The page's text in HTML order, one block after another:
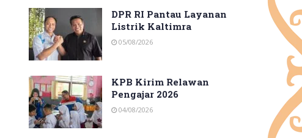
DPR RI Pantau Layanan
Listrik Kaltimra
05/08/2026
KPB Kirim Relawan
Pengajar 2026
04/08/2026